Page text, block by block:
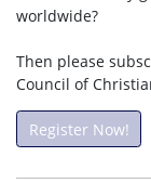
worldwide?
Then please
Council of
Register Now!